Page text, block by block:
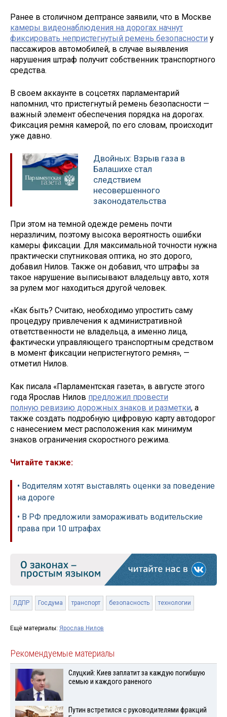
Ранее в столичном дептрансе заявили, что в Москве
камеры видеонаблюдения на дорогах начнут
фиксировать непристегнутый ремень безопасности у
пассажиров автомобилей, в случае выявления
нарушения штраф получит собственник транспортного
средства.
В своем аккаунте в соцсетях парламентарий
напомнил, что пристегнутый ремень безопасности —
важный элемент обеспечения порядка на дорогах.
Фиксация ремня камерой, по его словам, происходит
уже давно.
Двойных: Взрыв газа в
Балашихе стал
следствием
несовершенного
законодательства
При этом на темной одежде ремень почти
неразличим, поэтому высока вероятность ошибки
камеры фиксации. Для максимальной точности нужна
практически спутниковая оптика, но это дорого,
добавил Нилов. Также он добавил, что штрафы за
такое нарушение выписывают владельцу авто, хотя
за рулем мог находиться другой человек.
«Как быть? Считаю, необходимо упростить саму
процедуру привлечения к административной
ответственности не владельца, а именно лица,
фактически управляющего транспортным средством
в момент фиксации непристегнутого ремня», —
отметил Нилов.
Как писала «Парламентская газета», в августе этого
года Ярослав Нилов предложил провести
полную ревизию дорожных знаков и разметки, а
также создать подробную цифровую карту автодорог
с нанесением мест расположения как минимум
знаков ограничения скоростного режима.
Читайте также:
• Водителям хотят выставлять оценки за поведение
на дороге
• В РФ предложили замораживать водительские
права при 10 штрафах
ЛДПР Госдума транспорт безопасность технологии
Ещё материалы: Ярослав Нилов
Рекомендуемые материалы
Слуцкий: Киев заплатит за каждую погибшую
семью и каждого раненого
Путин встретился с руководителями фракций